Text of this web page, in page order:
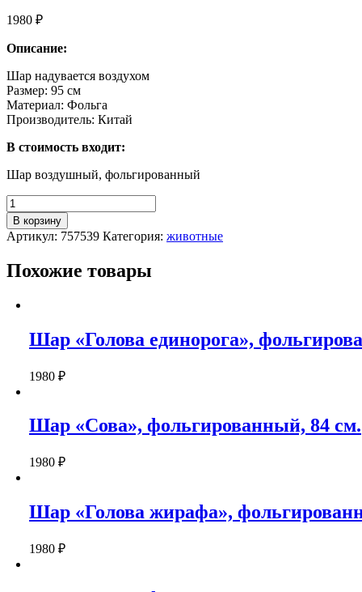
1980 ₽
Описание:
Шар надувается воздухом
Размер: 95 см
Материал: Фольга
Производитель: Китай
В стоимость входит:
Шар воздушный, фольгированный
Количество
Шар
"Корги"
фольгированный
см
В корзину
Артикул: 757539 Категория: животные
Похожие товары
Шар «Голова единорога»,
1980 ₽
Шар «Сова», фольгированный, 84 см.
1980 ₽
Шар «Голова жирафа»,
1980 ₽